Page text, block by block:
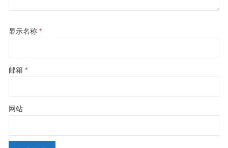
显示名称 *
邮箱 *
网站